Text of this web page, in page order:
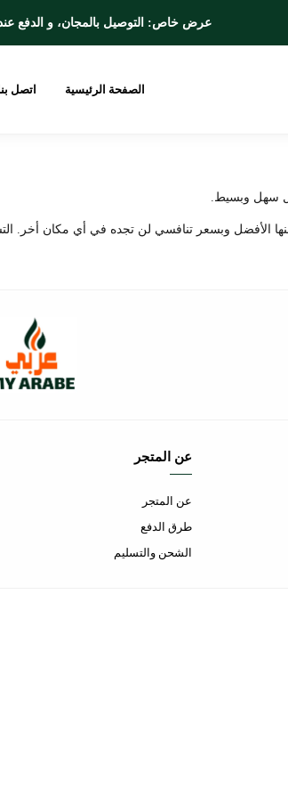
عرض خاص: التوصيل بالمجان، و الدفع عند
الصفحة الرئيسية اتصل
سهل وبسيط.
الأفضل وبسعر تنافسي لن تجده في أي مكان أخر.
عن المتجر
عن المتجر
طرق الدفع
الشحن والتسليم